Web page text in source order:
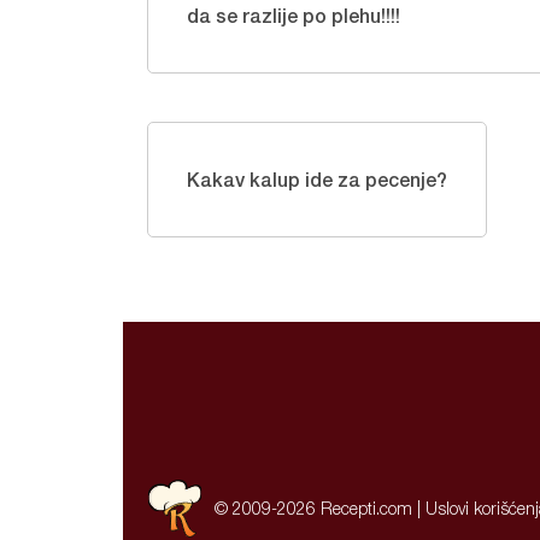
da se razlije po plehu!!!!
Kakav kalup ide za pecenje?
© 2009-2026 Recepti.com | Uslovi